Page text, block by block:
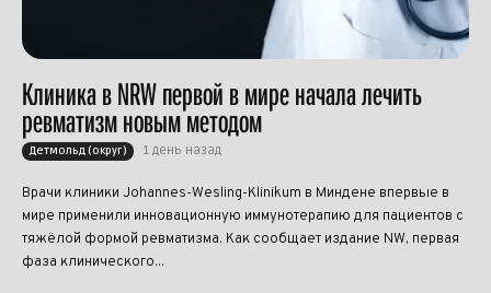
Клиника в NRW первой в мире начала лечить
ревматизм новым методом
Детмольд (округ) 1 день назад
Врачи клиники Johannes-Wesling-Klinikum в Миндене впервые в
мире применили инновационную иммунотерапию для пациентов с
тяжёлой формой ревматизма. Как сообщает издание NW, первая
фаза клинического...